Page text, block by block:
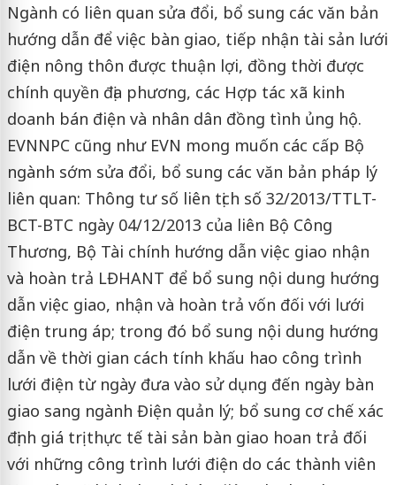
Ngành có liên quan sửa đổi, bổ sung các văn bản
hướng dẫn để việc bàn giao, tiếp nhận tài sản lưới
điện nông thôn được thuận lợi, đồng thời được
chính quyền địa phương, các Hợp tác xã kinh
doanh bán điện và nhân dân đồng tình ủng hộ.
EVNNPC cũng như EVN mong muốn các cấp Bộ
ngành sớm sửa đổi, bổ sung các văn bản pháp lý
liên quan: Thông tư số liên tịch số 32/2013/TTLT-
BCT-BTC ngày 04/12/2013 của liên Bộ Công
Thương, Bộ Tài chính hướng dẫn việc giao nhận
và hoàn trả LĐHANT để bổ sung nội dung hướng
dẫn việc giao, nhận và hoàn trả vốn đối với lưới
điện trung áp; trong đó bổ sung nội dung hướng
dẫn về thời gian cách tính khấu hao công trình
lưới điện từ ngày đưa vào sử dụng đến ngày bàn
giao sang ngành Điện quản lý; bổ sung cơ chế xác
định giá trị thực tế tài sản bàn giao hoan trả đối
với những công trình lưới điện do các thành viên